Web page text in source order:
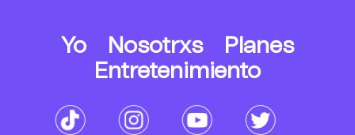
Yo Nosotrxs
Planes
Entretenimiento